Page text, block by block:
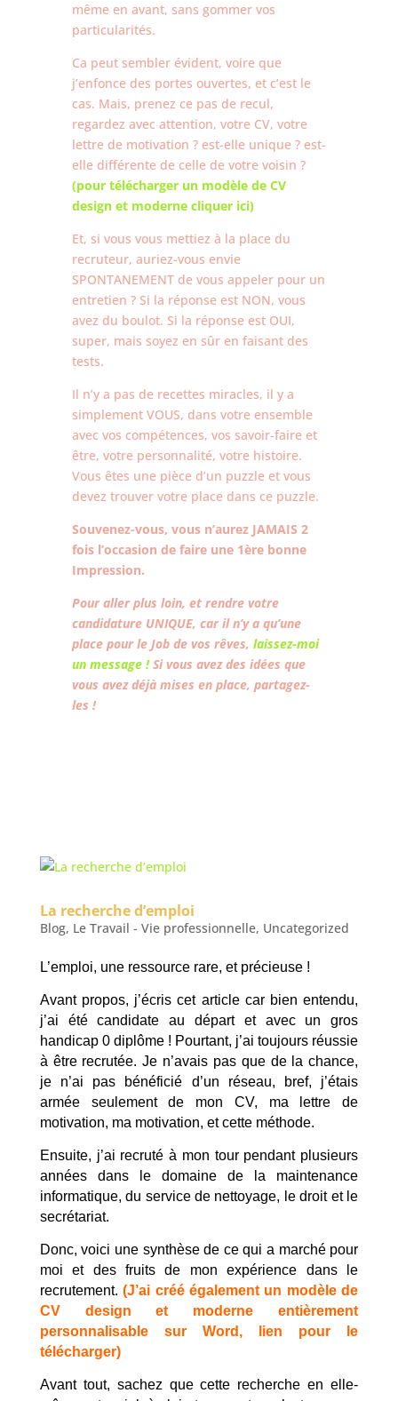
même en avant, sans gommer vos
particularités.
Ca peut sembler évident, voire que
j’enfonce des portes ouvertes, et c’est le
cas. Mais, prenez ce pas de recul,
regardez avec attention, votre CV, votre
lettre de motivation ? est-elle unique ? est-
elle différente de celle de votre voisin ?
(pour télécharger un modèle de CV
design et moderne cliquer ici)
Et, si vous vous mettiez à la place du
recruteur, auriez-vous envie
SPONTANEMENT de vous appeler pour un
entretien ? Si la réponse est NON, vous
avez du boulot. Si la réponse est OUI,
super, mais soyez en sûr en faisant des
tests.
Il n’y a pas de recettes miracles, il y a
simplement VOUS, dans votre ensemble
avec vos compétences, vos savoir-faire et
être, votre personnalité, votre histoire.
Vous êtes une pièce d’un puzzle et vous
devez trouver votre place dans ce puzzle.
Souvenez-vous, vous n’aurez JAMAIS 2
fois l’occasion de faire une 1ère bonne
Impression.
Pour aller plus loin, et rendre votre
candidature UNIQUE, car il n’y a qu’une
place pour le Job de vos rêves, laissez-moi
un message !Si vous avez des idées que
vous avez déjà mises en place, partagez-
les !
La recherche d’emploi
Blog, Le Travail - Vie professionnelle, Uncategorized
L’emploi, une ressource rare, et précieuse !
Avant propos, j’écris cet article car bien entendu,
j’ai été candidate au départ et avec un gros
handicap 0 diplôme ! Pourtant, j’ai toujours réussie
à être recrutée. Je n’avais pas que de la chance,
je n’ai pas bénéficié d’un réseau, bref, j’étais
armée seulement de mon CV, ma lettre de
motivation, ma motivation, et cette méthode.
Ensuite, j’ai recruté à mon tour pendant plusieurs
années dans le domaine de la maintenance
informatique, du service de nettoyage, le droit et le
secrétariat.
Donc, voici une synthèse de ce qui a marché pour
moi et des fruits de mon expérience dans le
recrutement.(J’ai créé également un modèle de
CV design et moderne entièrement
personnalisable sur Word, lien pour le
télécharger)
Avant tout, sachez que cette recherche en elle-